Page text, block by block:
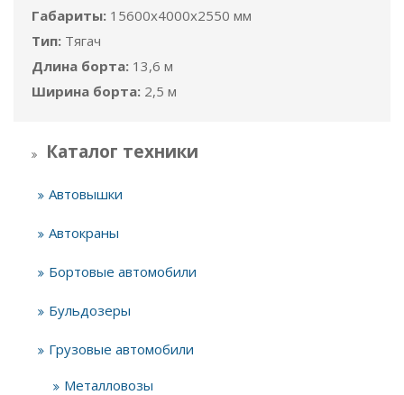
Габариты: 15600x4000x2550 мм
Тип: Тягач
Длина борта: 13,6 м
Ширина борта: 2,5 м
Каталог техники
Автовышки
Автокраны
Бортовые автомобили
Бульдозеры
Грузовые автомобили
Металловозы